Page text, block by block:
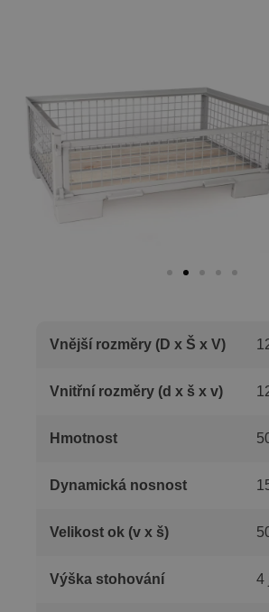
Vnější rozměry (D x Š x V)
Vnitřní rozměry (d x š x v)
Hmotnost
Dynamická nosnost
Velikost ok (v x š)
Výška stohování 4